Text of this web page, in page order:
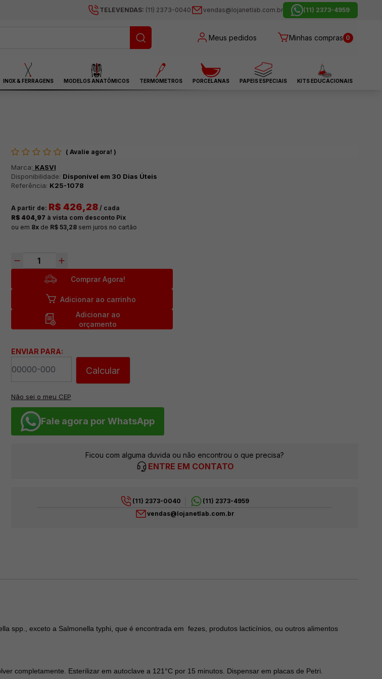
TELEVENDAS: (11) 2373-0040 vendas@lojanetlab.com.br (11) 2373-4959
Meus pedidos Minhas compras 0
INOX & FERRAGENS MODELOS ANATÔMICOS TERMOMETROS PORCELANAS PAPEIS ESPECIAIS KITS EDUCACIONAIS
( Avalie agora! )
Marca: KASVI
Disponibilidade: Disponível em 30 Dias Úteis
Referência: K25-1078
A partir de: R$ 426,28/ cada
R$ 404,97 à vista com desconto Pix
ou em 8xde R$ 53,28sem juros no cartão
Comprar Agora!
Adicionar ao carrinho
Adicionar ao
orçamento
ENVIAR PARA:
Calcular
Não sei o meu CEP
Fale agora por WhatsApp
Ficou com alguma duvida ou não encontrou o que precisa?
ENTRE EM CONTATO
(11) 2373-0040
(11) 2373-4959
vendas@lojanetlab.com.br
spp., exceto a Salmonella typhi, que é encontrada em fezes, produtos lacticínios, ou outros alimentos
completamente. Esterilizar em autoclave a 121°C por 15 minutos. Dispensar em placas de Petri.